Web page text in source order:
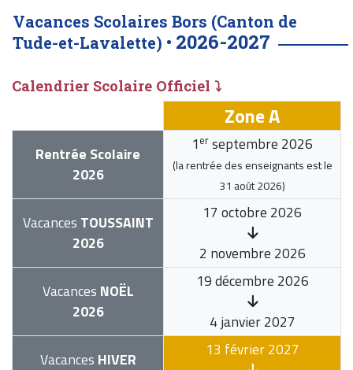
Vacances Scolaires Bors (Canton de
Tude-et-Lavalette) • 2026-2027
Calendrier Scolaire Officiel ⤵
Zone A
Rentrée Scolaire
2026
1 er septembre 2026
(la rentrée des enseignants est le
31 août 2026)
Vacances TOUSSAINT
2026
17 octobre 2026
2 novembre 2026
Vacances NOËL
2026
19 décembre 2026
4 janvier 2027
Vacances HIVER
13 février 2027